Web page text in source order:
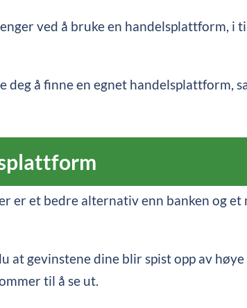
ved å bruke en handelsplattform,
deg å finne en egnet handelsplattform,
er et bedre alternativ enn banken og
at gevinstene dine blir spist opp av
til å se ut.